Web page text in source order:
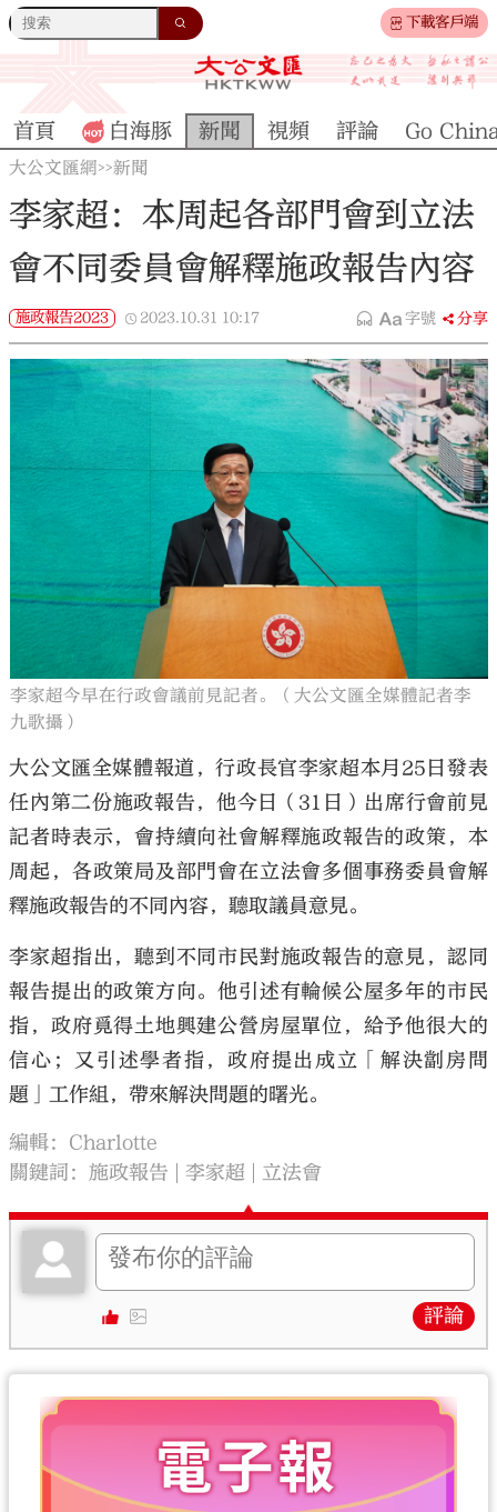
下載客戶端
大公文匯
首頁 白海豚 新聞 視頻 評論 Go
大公文匯網>>新聞
李家超：本周起各部門會到立法
會不同委員會解釋施政報告內容
施政報告2023 2023.10.31 10:17 字號 分享
李家超今早在行政會議前見記者。（大公文匯全媒體記者李
九歌攝）
大公文匯全媒體報道，行政長官李家超本月25日發表
任內第二份施政報告，他今日（31日）出席行會前見
記者時表示，會持續向社會解釋施政報告的政策，本
周起，各政策局及部門會在立法會多個事務委員會解
釋施政報告的不同內容，聽取議員意見。
李家超指出，聽到不同市民對施政報告的意見，認同
報告提出的政策方向。他引述有輪候公屋多年的市民
指，政府覓得土地興建公營房屋單位，給予他很大的
信心；又引述學者指，政府提出成立「解決劏房問
題」工作組，帶來解決問題的曙光。
編輯：Charlotte
關鍵詞： 施政報告 李家超 立法會
評論